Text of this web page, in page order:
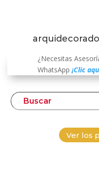
¿Necesitas
WhatsApp ¡Clic
Ver los